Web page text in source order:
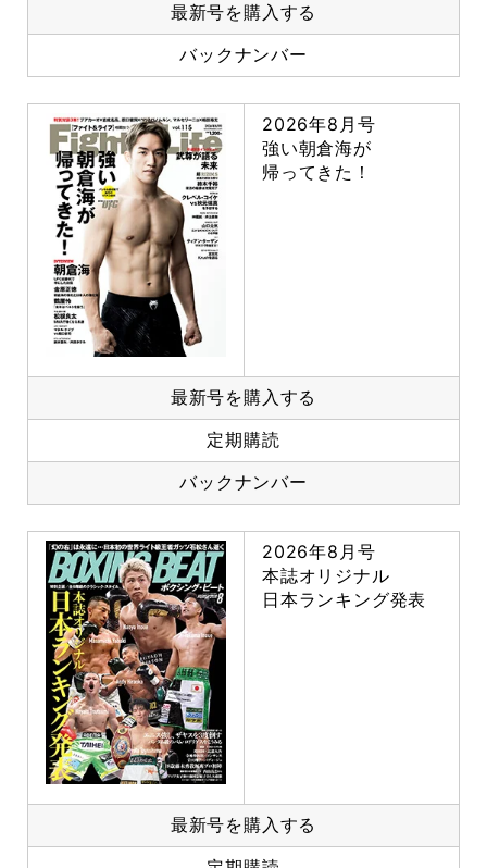
最新号を購入する
バックナンバー
2026年8月号
強い朝倉海が
帰ってきた！
最新号を購入する
定期購読
バックナンバー
2026年8月号
本誌オリジナル
日本ランキング発表
最新号を購入する